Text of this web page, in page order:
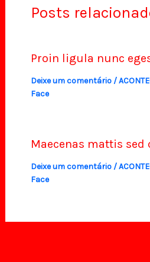
Posts
Proin ligula nunc
Deixe um comentário /
Face
Maecenas mattis sed
Deixe um comentário /
Face